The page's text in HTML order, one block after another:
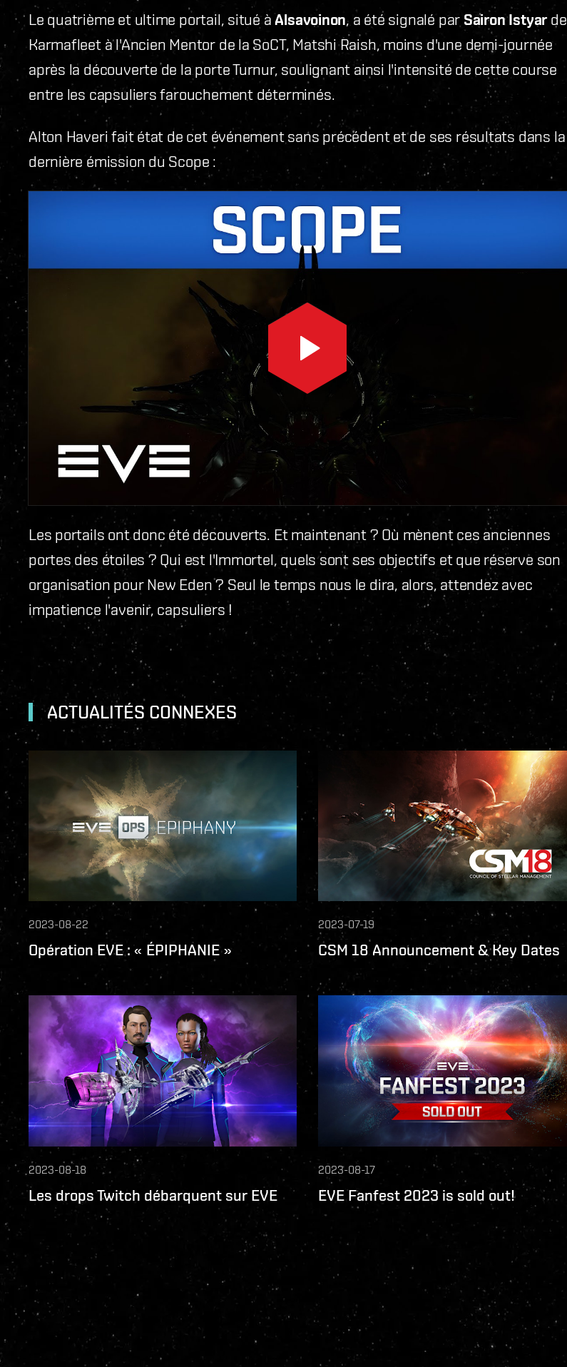
Le quatrième et ultime portail, situé àAlsavoinon, a été signalé par Sairon Istyar de
Karmafleet à l'Ancien Mentor de la SoCT, Matshi Raish, moins d'une demi-journée
après la découverte de la porte Turnur, soulignant ainsi l'intensité de cette course
entre les capsuliers farouchement déterminés.
Alton Haveri fait état de cet événement sans précédent et de ses résultats dans la
dernière émission du Scope :
Les portails ont donc été découverts. Et maintenant ? Où mènent ces anciennes
portes des étoiles ? Qui est l'Immortel, quels sont ses objectifs et que réserve son
organisation pour New Eden ? Seul le temps nous le dira, alors, attendez avec
impatience l'avenir, capsuliers !
ACTUALITÉS CONNEXES
2023-08-22
Opération EVE : « ÉPIPHANIE »
2023-07-19
CSM 18 Announcement & Key Dates
2023-08-18
Les drops Twitch débarquent sur EVE
2023-08-17
EVE Fanfest 2023 is sold out!